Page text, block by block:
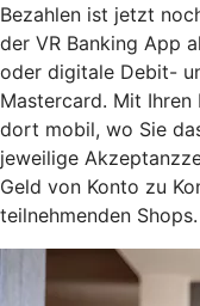
Bezahlen ist jetzt
der VR Banking App
oder digitale Debit-
Mastercard. Mit
dort mobil, wo Sie
jeweilige
Geld von Konto zu
teilnehmenden Shops.